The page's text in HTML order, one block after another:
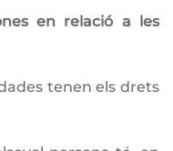
en relació a les
tenen els drets